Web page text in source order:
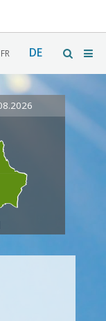
FR DE